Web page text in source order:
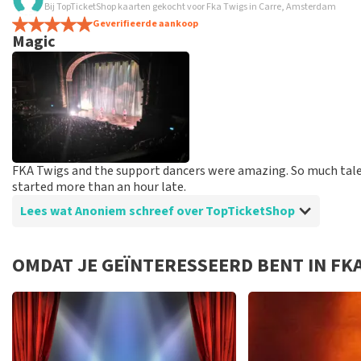
SnelBij TopTicketShop kaarten gekocht voor Fka Twigs in Carre, Amsterdam
Geverifieerde aankoop
Magic
FKA Twigs and the support dancers were amazing. So much
started more than an hour late.
Lees wat Anoniem schreef over TopTicketShop
Beoordeling van Anoniem overTopTicketShop
Could have been better
I received the tickets a few weeks after purchasing them, so
for sure.
OMDAT JE GEÏNTERESSEERD BENT IN